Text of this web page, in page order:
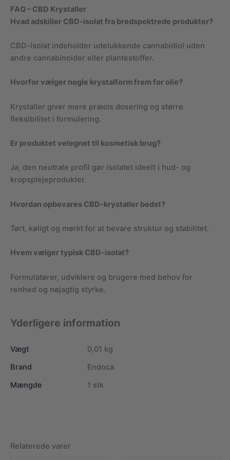
FAQ – CBD Krystaller
Hvad adskiller CBD-isolat fra bredspektrede produkter?
CBD-isolat indeholder udelukkende cannabidiol uden
andre cannabinoider eller plantestoffer.
Hvorfor vælger nogle krystalform frem for olie?
Krystaller giver mere præcis dosering og større
fleksibilitet i formulering.
Er produktet velegnet til kosmetisk brug?
Ja, den neutrale profil gør isolatet ideelt i hud- og
kropsplejeprodukter.
Hvordan opbevares CBD-krystaller bedst?
Tørt, køligt og mørkt for at bevare struktur og stabilitet.
Hvem vælger typisk CBD-isolat?
Formulatører, udviklere og brugere med behov for
renhed og nøjagtig styrke.
Yderligere information
Vægt
0,01 kg
Brand
Endoca
Mængde
1 stk
Relaterede varer